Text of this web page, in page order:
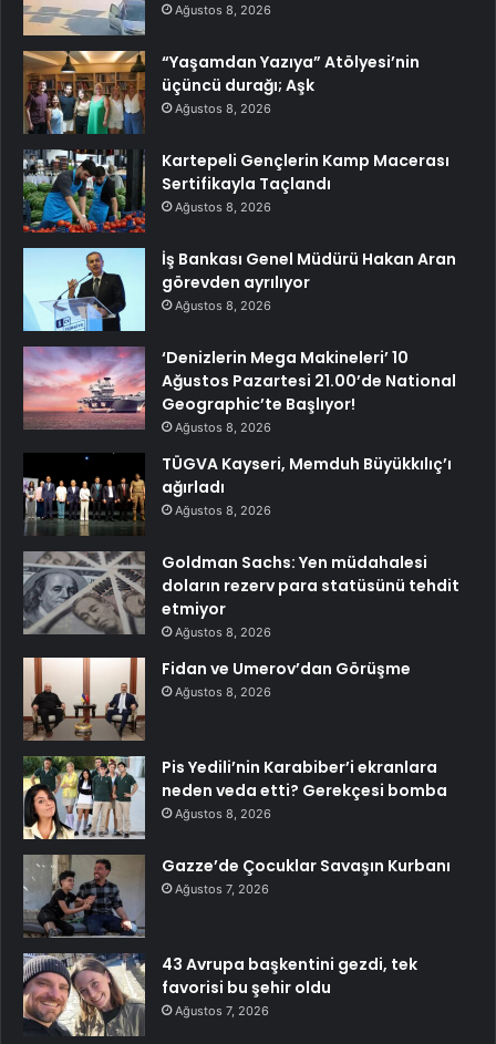
Ağustos 8, 2026
“Yaşamdan Yazıya” Atölyesi’nin
üçüncü durağı; Aşk
Ağustos 8, 2026
Kartepeli Gençlerin Kamp Macerası
Sertifikayla Taçlandı
Ağustos 8, 2026
İş Bankası Genel Müdürü Hakan Aran
görevden ayrılıyor
Ağustos 8, 2026
‘Denizlerin Mega Makineleri’ 10
Ağustos Pazartesi 21.00’de National
Geographic’te Başlıyor!
Ağustos 8, 2026
TÜGVA Kayseri, Memduh Büyükkılıç’ı
ağırladı
Ağustos 8, 2026
Goldman Sachs: Yen müdahalesi
doların rezerv para statüsünü tehdit
etmiyor
Ağustos 8, 2026
Fidan ve Umerov’dan Görüşme
Ağustos 8, 2026
Pis Yedili’nin Karabiber’i ekranlara
neden veda etti? Gerekçesi bomba
Ağustos 8, 2026
Gazze’de Çocuklar Savaşın Kurbanı
Ağustos 7, 2026
43 Avrupa başkentini gezdi, tek
favorisi bu şehir oldu
Ağustos 7, 2026